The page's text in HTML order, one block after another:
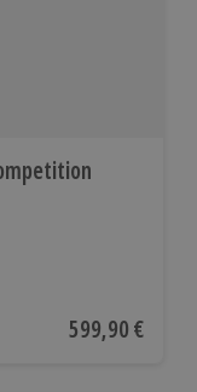
Aktueller Preis
599,90 €